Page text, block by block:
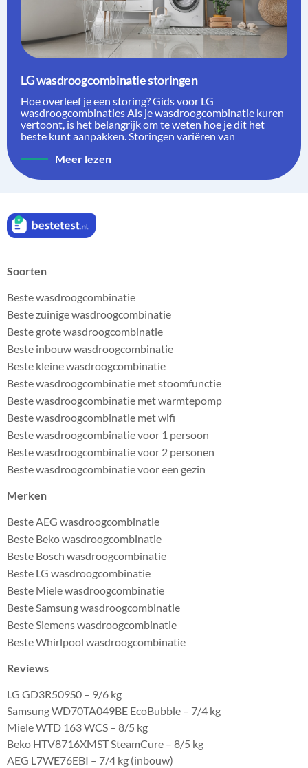
LG wasdroogcombinatie storingen
Hoe overleef je een storing? Gids voor LG
wasdroogcombinaties Als je wasdroogcombinatie kuren
vertoont, is het belangrijk om te weten hoe je dit het
beste kunt aanpakken. Storingen variëren van
Meer lezen
Soorten
Beste wasdroogcombinatie
Beste zuinige wasdroogcombinatie
Beste grote wasdroogcombinatie
Beste inbouw wasdroogcombinatie
Beste kleine wasdroogcombinatie
Beste wasdroogcombinatie met stoomfunctie
Beste wasdroogcombinatie met warmtepomp
Beste wasdroogcombinatie met wifi
Beste wasdroogcombinatie voor 1 persoon
Beste wasdroogcombinatie voor 2 personen
Beste wasdroogcombinatie voor een gezin
Merken
Beste AEG wasdroogcombinatie
Beste Beko wasdroogcombinatie
Beste Bosch wasdroogcombinatie
Beste LG wasdroogcombinatie
Beste Miele wasdroogcombinatie
Beste Samsung wasdroogcombinatie
Beste Siemens wasdroogcombinatie
Beste Whirlpool wasdroogcombinatie
Reviews
LG GD3R509S0 – 9/6 kg
Samsung WD70TA049BE EcoBubble – 7/4 kg
Miele WTD 163 WCS – 8/5 kg
Beko HTV8716XMST SteamCure – 8/5 kg
AEG L7WE76EBI – 7/4 kg (inbouw)